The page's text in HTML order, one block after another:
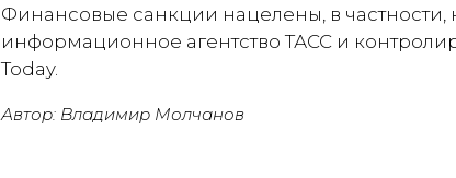
Финансовые санкции нацелены, в частности,
информационное агентство ТАСС и
Today.
Автор: Владимир Молчанов